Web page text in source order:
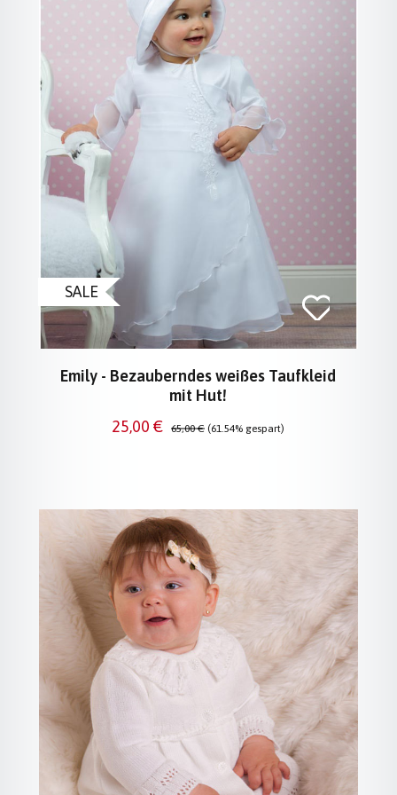
SALE
Emily - Bezauberndes weißes Taufkleid
mit Hut!
Verkaufspreis:
25,00 € Regulärer Preis:
65,00 € (61.54% gespart)